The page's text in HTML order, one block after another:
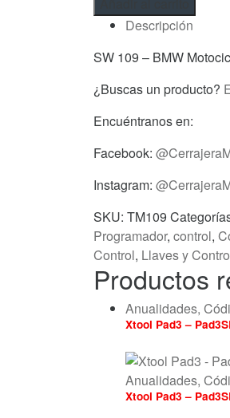
-
BMW
Motocicleta
ECU
cantidad
Descripción
SW 109 – BMW
¿Buscas un producto?
Encuéntranos en:
Facebook:
Instagram:
SKU: TM109
Programador, control,
Control, Llaves y
Productos
Anualidades,
Xtool Pad3 –
Anualidades,
Xtool Pad3 –